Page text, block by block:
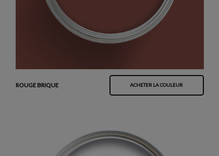
ROUGE BRIQUE ACHETER LA COULEUR